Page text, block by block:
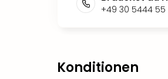
+49 30 5444 55
Konditionen